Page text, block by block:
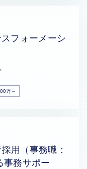
フォーメーシ
万～
用（事務職：
事務サポー